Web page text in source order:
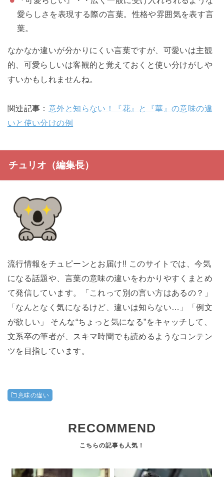
愛らしさを表現する際の言葉。性格や雰囲気を表す言
葉。
なかなか違いが分かりにくい言葉ですが、可愛いは主観
的、可愛らしいは客観的と覚えておくと使い分けがしや
すいかもしれませんね。
関連記事： 意外と知らない！『花』と『華』の意味の違
いと使い分けの例
チュリオ（編集長）
流行情報をチュピーンとお届け!! このサイトでは、今気
になる話題や、言葉の意味の違いをわかりやすくまとめ
て発信しています。「これって別の言い方はあるの？」
「なんとなく気になるけど、違いは知らない…」「例文
が欲しい」 そんな“ちょっと気になる”をキャッチして、
文系卒の筆者が、スキマ時間でも読めるようなコンテン
ツを目指しています。
意味の違い
RECOMMEND